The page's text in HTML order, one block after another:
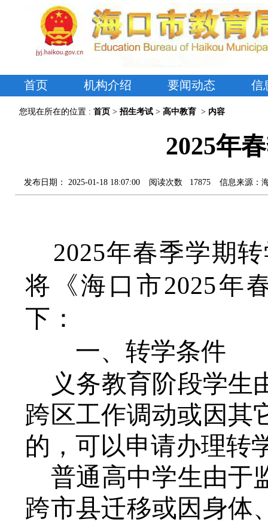
首页 机构介绍 要闻动态 信
您现在所在的位置 : 首页 > 招生考试 > 高中教育 > 内容
2025年
发布日期： 2025-01-18 18:07:00 阅读次数 17875 信息来源：
2025年春季学期
将《海口市2025年
下：
一、转学条件
义务教育阶段学生
跨区工作调动或因其
的，可以申请办理转
普通高中学生由于
跨市县迁移或因身体